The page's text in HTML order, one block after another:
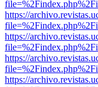
https://
https://
https://
https://